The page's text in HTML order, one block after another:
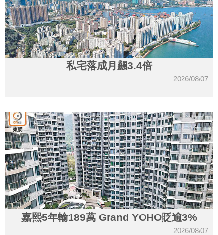
私宅落成月飆3.4倍
2026/08/07
嘉熙5年輸189萬 Grand YOHO貶逾3%
2026/08/07